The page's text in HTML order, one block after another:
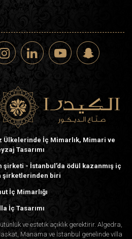
Ülkelerinde İç Mimarlık, Mimari ve
Tasarımı
şirketi - İstanbul’da ödül kazanmış iç
şirketlerinden biri
İç Mimarlığı
İç Tasarımı
ve estetik açıklık gerektirir. Algedra,
Manama ve İstanbul genelinde villa